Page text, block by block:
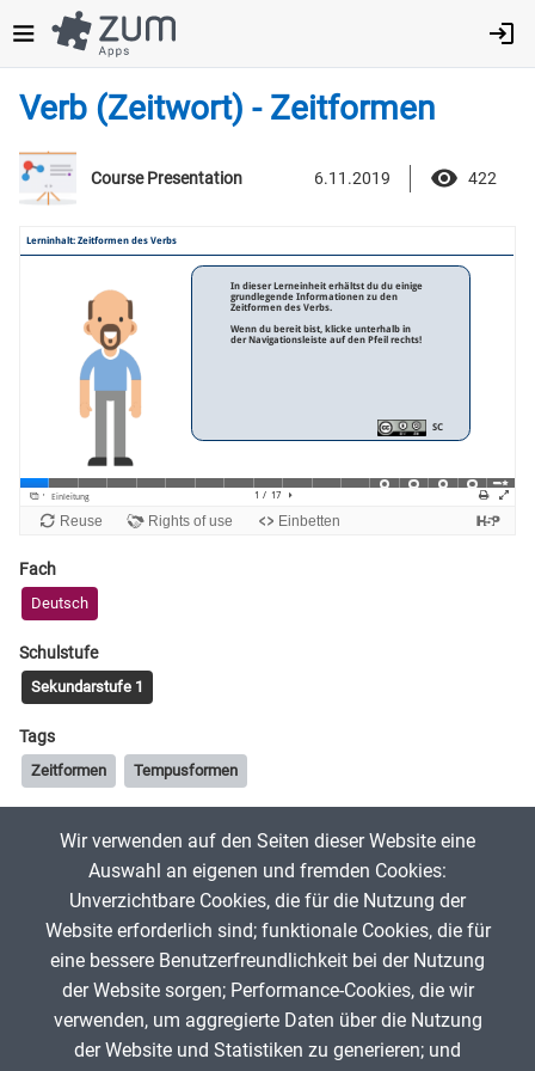
zum
Inhalt
Verb (Zeitwort) - Zeitformen
Course Presentation 6.11.2019 422
Fach
Deutsch
Schulstufe
Sekundarstufe 1
Tags
Zeitformen Tempusformen
ChristianSchett 6. November 2019
App melden
Infos zum Urheberrecht
Wir verwenden auf den Seiten dieser Website eine
Auswahl an eigenen und fremden Cookies:
Unverzichtbare Cookies, die für die Nutzung der
Website erforderlich sind; funktionale Cookies, die für
eine bessere Benutzerfreundlichkeit bei der Nutzung
der Website sorgen; Performance-Cookies, die wir
verwenden, um aggregierte Daten über die Nutzung
der Website und Statistiken zu generieren; und